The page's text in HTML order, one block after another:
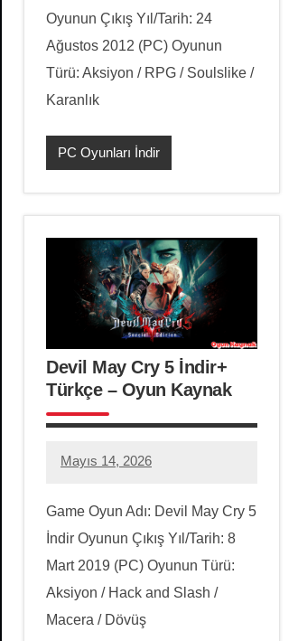
Oyunun Çıkış Yıl/Tarih: 24
Ağustos 2012 (PC) Oyunun
Türü: Aksiyon / RPG / Soulslike /
Karanlık
PC Oyunları İndir
Devil May Cry 5 İndir+
Türkçe – Oyun Kaynak
Mayıs 14, 2026
hello.zoneone@gmail.com
6
Game Oyun Adı: Devil May Cry 5
İndir Oyunun Çıkış Yıl/Tarih: 8
Mart 2019 (PC) Oyunun Türü:
Aksiyon / Hack and Slash /
Macera / Dövüş